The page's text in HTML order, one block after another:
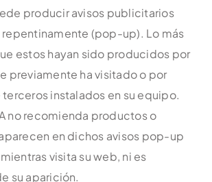
producir avisos publicitarios
(pop-up). Lo más
estos hayan sido producidos por
previamente ha visitado o por
instalados en su equipo.
no recomienda productos o
en dichos avisos pop-up
visita su web, ni es
su aparición.